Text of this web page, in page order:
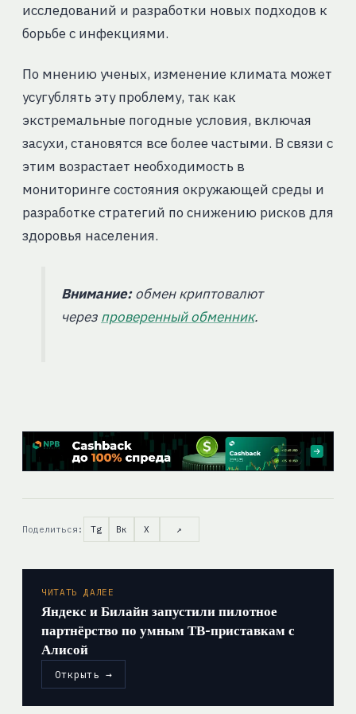
исследований и разработки новых подходов к
борьбе с инфекциями.
По мнению ученых, изменение климата может
усугублять эту проблему, так как
экстремальные погодные условия, включая
засухи, становятся все более частыми. В связи с
этим возрастает необходимость в
мониторинге состояния окружающей среды и
разработке стратегий по снижению рисков для
здоровья населения.
Внимание:обмен криптовалют
через проверенный обменник.
Поделиться: Tg Вк X ↗
ЧИТАТЬ ДАЛЕЕ
Яндекс и Билайн запустили пилотное
партнёрство по умным ТВ-приставкам с
Алисой
Открыть →